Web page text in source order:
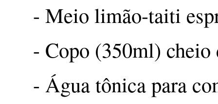
- Meio limão-taiti
- Copo (350ml) cheio
- Água tônica para